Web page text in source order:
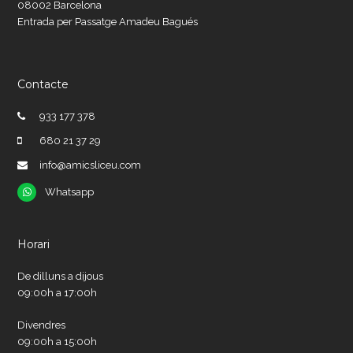
08002 Barcelona
Entrada per Passatge Amadeu Bagués
Contacte
933 177 378
680 21 37 29
info@amicsliceu.com
Whatsapp
Whatsapp
Horari
De dilluns a dijous
09:00h a 17:00h
Divendres
09:00h a 15:00h